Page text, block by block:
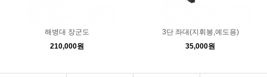
해병대 장군도
210,000원
3단 좌대(지휘봉,예도용)
35,000원